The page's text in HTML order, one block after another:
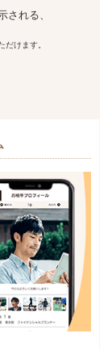
される、
けます。